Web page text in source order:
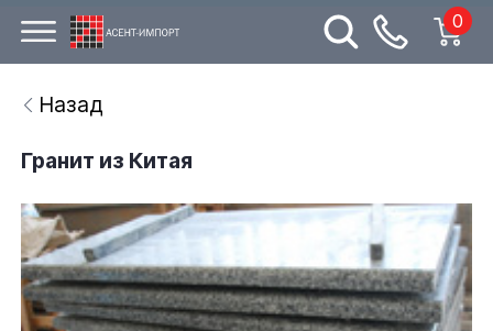
0
Назад
Гранит из Китая